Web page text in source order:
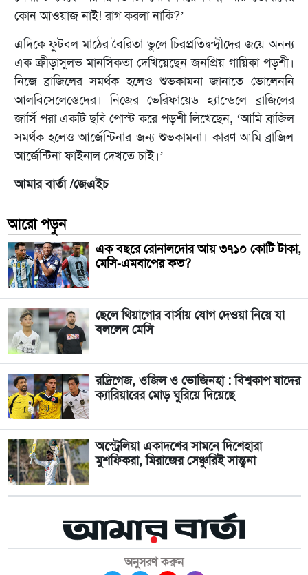
কোন আওয়াজ নাই! রাগ করলা নাকি?’
এদিকে ফুটবল মাঠের বৈরিতা ভুলে চিরপ্রতিদ্বন্দ্বীদের জয়ে অনন্য
এক ক্রীড়াসুলভ মানসিকতা দেখিয়েছেন জনপ্রিয় গায়িকা পড়শী।
নিজে ব্রাজিলের সমর্থক হলেও শুভকামনা জানাতে ভোলেননি
আলবিসেলেস্তেদের। নিজের ভেরিফায়েড হ্যান্ডেলে ব্রাজিলের
জার্সি পরা একটি ছবি পোস্ট করে পড়শী লিখেছেন, ‘আমি ব্রাজিল
সমর্থক হলেও আর্জেন্টিনার জন্য শুভকামনা। কারণ আমি ব্রাজিল
আর্জেন্টিনা ফাইনাল দেখতে চাই।’
আমার বার্তা /জেএইচ
আরো পড়ুন
এক বছরে রোনালদোর আয় ৩৭১০ কোটি টাকা,
মেসি-এমবাপের কত?
ছেলে থিয়াগোর বার্সায় যোগ দেওয়া নিয়ে যা
বললেন মেসি
রদ্রিগেজ, ওজিল ও ভোজিনহা : বিশ্বকাপ যাদের
ক্যারিয়ারের মোড় ঘুরিয়ে দিয়েছে
অস্ট্রেলিয়া একাদশের সামনে দিশেহারা
মুশফিকরা, মিরাজের সেঞ্চুরিই সান্ত্বনা
অনুসরণ করুন